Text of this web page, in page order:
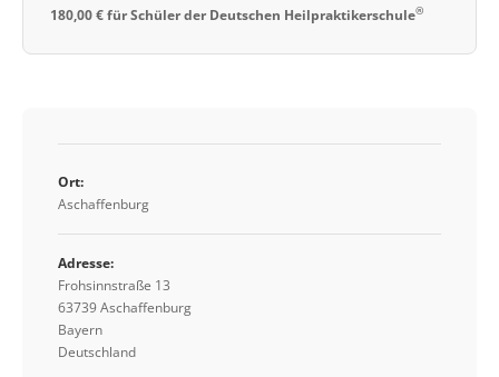
180,00 € für Schüler der Deutschen Heilpraktikerschule®
Ort:
Aschaffenburg
Adresse:
Frohsinnstraße 13
63739 Aschaffenburg
Bayern
Deutschland